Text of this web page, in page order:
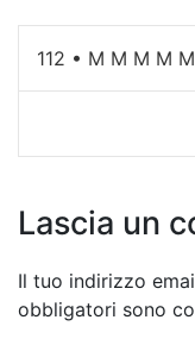
N
a
g
a
z
112 • M M M M
Lascia un
Il tuo indirizzo
obbligatori sono